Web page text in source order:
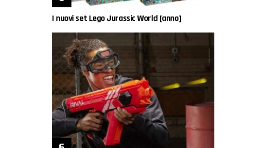
I nuovi set Lego Jurassic World [anno]